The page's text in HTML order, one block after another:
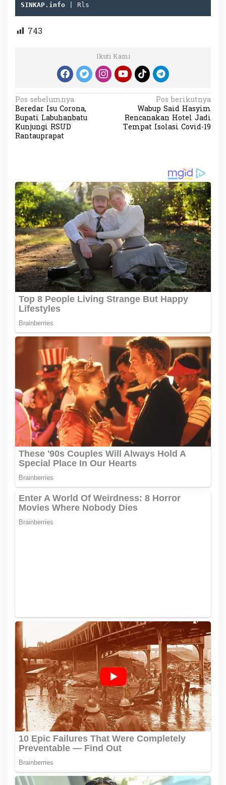
SINKAP.info | Rls
743
Ikuti Kami
N
a
v
s
i
p
o
s
Pos sebelumnya
Beredar Isu Corona,
Bupati Labuhanbatu
Kunjungi RSUD
Rantauprapat
Pos berikutnya
Wabup Said Hasyim
Rencanakan Hotel Jadi
Tempat Isolasi Covid-19